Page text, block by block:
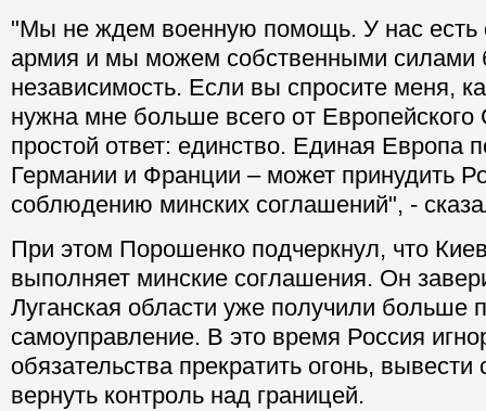
"Мы не ждем военную помощь. У нас есть
армия и мы можем собственными силами
независимость. Если вы спросите меня,
нужна мне больше всего от
простой ответ: единство. Единая Европа
Германии и Франции – может принудить
соблюдению минских соглашений", -
При этом Порошенко подчеркнул, что
выполняет минские соглашения. Он
Луганская области уже получили больше
самоуправление. В это время Россия
обязательства прекратить огонь, вывести
вернуть контроль над границей.